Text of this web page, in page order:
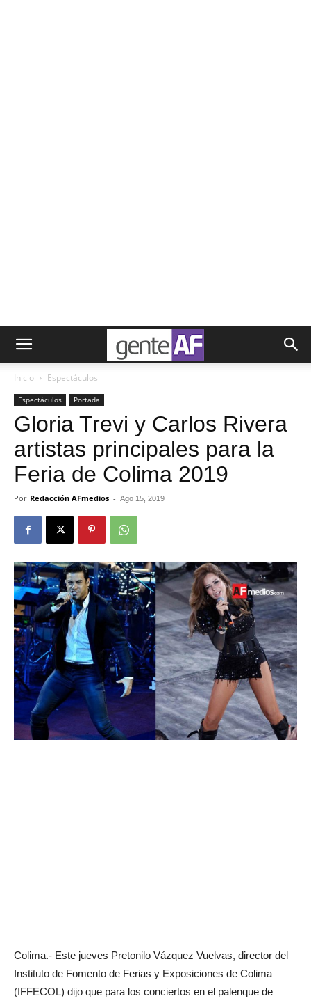
Inicio Espectáculos
Espectáculos Portada
Gloria Trevi y Carlos Rivera
artistas principales para la
Feria de Colima 2019
Por Redacción AFmedios - Ago 15, 2019
Colima.- Este jueves Pretonilo Vázquez Vuelvas, director del
Instituto de Fomento de Ferias y Exposiciones de Colima
(IFFECOL) dijo que para los conciertos en el palenque de